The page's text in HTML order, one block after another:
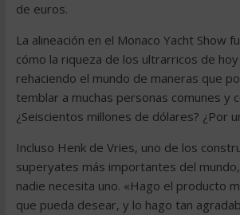
de euros.
La alineación en el Monaco Yacht Show
cómo la riqueza de los ultrarricos de
rehaciendo el mundo de maneras que
temblar a muchas personas comunes y
¿Seiscientos millones de dólares? ¿Por
Incluso Henk de Vries, uno de los
superyates más importantes del
nadie necesita uno. «Hago el producto
que pueda desear, y lo hago tan